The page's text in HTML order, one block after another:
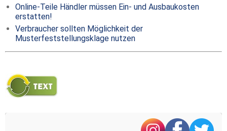
Online-Teile Händler müssen Ein- und Ausbaukosten
erstatten!
Verbraucher sollten Möglichkeit der
Musterfeststellungsklage nutzen